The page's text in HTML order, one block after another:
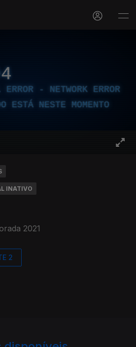
- NETWORK ERROR
ESTÁ NESTE MOMENTO
INATIVO
2021
2